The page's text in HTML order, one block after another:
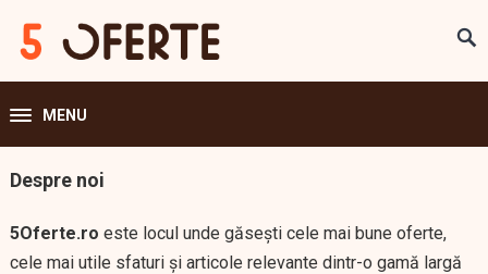
MENU
Despre noi
5Oferte.ro este locul unde găsești cele mai bune oferte,
cele mai utile sfaturi și articole relevante dintr-o gamă largă